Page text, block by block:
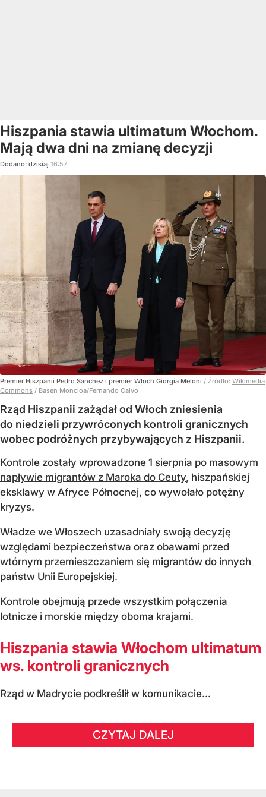
Hiszpania stawia ultimatum Włochom.
Mają dwa dni na zmianę decyzji
Dodano: dzisiaj 16:57
Premier Hiszpanii Pedro Sanchez i premier Włoch Giorgia Meloni / Źródło: Wikimedia
Commons / Basen Moncloa/Fernando Calvo
Rząd Hiszpanii zażądał od Włoch zniesienia
do niedzieli przywróconych kontroli granicznych
wobec podróżnych przybywających z Hiszpanii.
Kontrole zostały wprowadzone 1 sierpnia po masowym
napływie migrantów z Maroka do Ceuty, hiszpańskiej
eksklawy w Afryce Północnej, co wywołało potężny
kryzys.
Władze we Włoszech uzasadniały swoją decyzję
względami bezpieczeństwa oraz obawami przed
wtórnym przemieszczaniem się migrantów do innych
państw Unii Europejskiej.
Kontrole obejmują przede wszystkim połączenia
lotnicze i morskie między oboma krajami.
Hiszpania stawia Włochom ultimatum
ws. kontroli granicznych
Rząd w Madrycie podkreślił w komunikacie...
CZYTAJ DALEJ